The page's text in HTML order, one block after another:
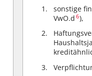
sonstige
VwO.d 6),